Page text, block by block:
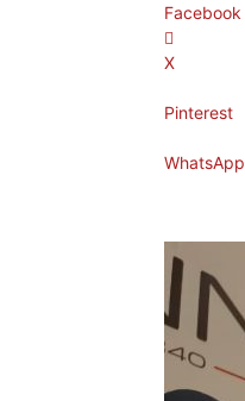
Facebook
X
Pinterest
WhatsApp